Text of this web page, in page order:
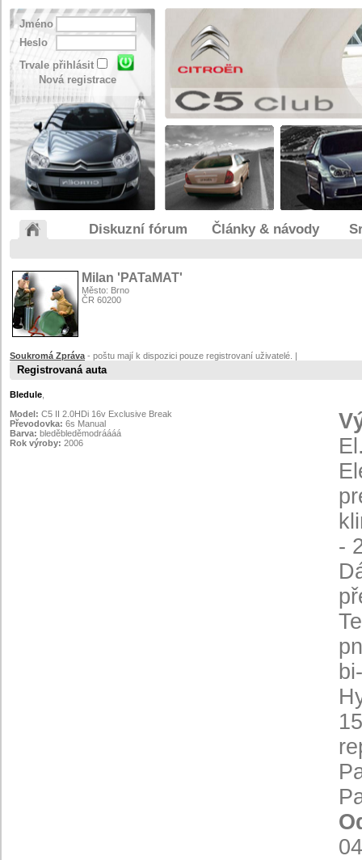
Jméno
Heslo
Trvale přihlásit
Nová registrace
Diskuzní fórum Články & návody
Milan 'PATaMAT'
Město: Brno
ČR 60200
Soukromá Zpráva - poštu mají k dispozici pouze registrovaní uživatelé. |
Registrovaná auta
Bledule
Model: C5 II 2.0HDi 16v Exclusive Break
Převodovka: 6s Manual
Barva: bleděbleděmodráááá
Rok výroby: 2006
-